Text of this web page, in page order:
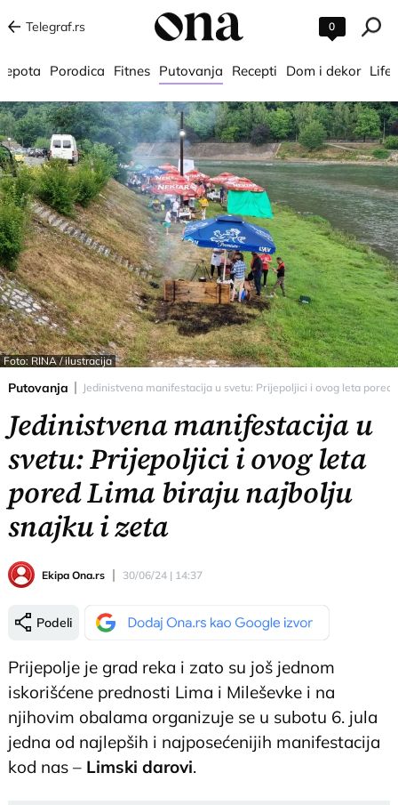
Telegraf.rs 0
Porodica Fitnes Putovanja Recepti Dom i dekor
Foto: RINA / ilustracija
Putovanja Jedinistvena manifestacija u svetu: Prijepoljici i ovog leta
Jedinistvena manifestacija u
svetu: Prijepoljici i ovog leta
pored Lima biraju najbolju
snajku i zeta
Ekipa Ona.rs 30/06/24 | 14:37
Podeli
Prijepolje je grad reka i zato su još jednom
iskorišćene prednosti Lima i Mileševke i na
njihovim obalama organizuje se u subotu 6. jula
jedna od najlepših i najposećenijih manifestacija
kod nas – Limski darovi.